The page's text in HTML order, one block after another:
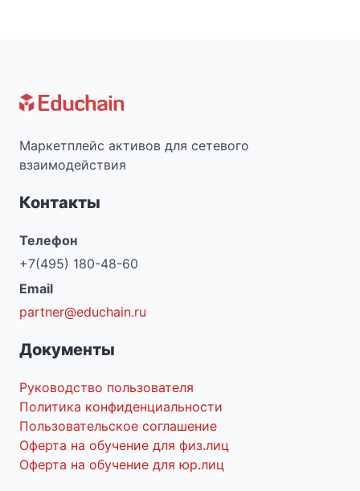
Маркетплейс активов для сетевого
взаимодействия
Контакты
Телефон
+7(495) 180-48-60
Email
partner@educhain.ru
Документы
Руководство пользователя
Политика конфиденциальности
Пользовательское соглашение
Оферта на обучение для физ.лиц
Оферта на обучение для юр.лиц